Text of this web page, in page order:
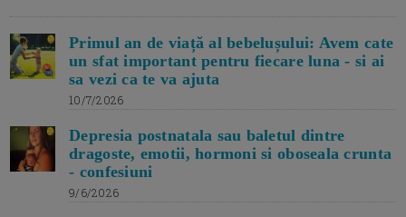
Primul an de viață al bebelușului: Avem cate
un sfat important pentru fiecare luna - si ai
sa vezi ca te va ajuta
10/7/2026
Depresia postnatala sau baletul dintre
dragoste, emotii, hormoni si oboseala crunta
- confesiuni
9/6/2026